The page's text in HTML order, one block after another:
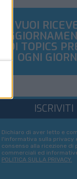
VUOI
TUOI TOPICS
OGNI
ISCRIVITI
Dichiaro di aver letto e
l'informativa sulla privacy
consenso alla ricezione di
commerciali ed
POLITICA SULLA PRIVACY.